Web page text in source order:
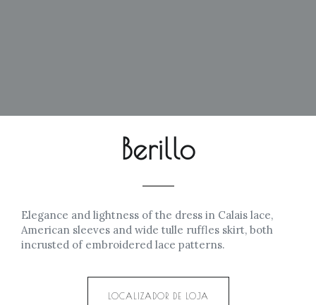
Berillo
Elegance and lightness of the dress in Calais lace,
American sleeves and wide tulle ruffles skirt, both
incrusted of embroidered lace patterns.
LOCALIZADOR DE LOJA